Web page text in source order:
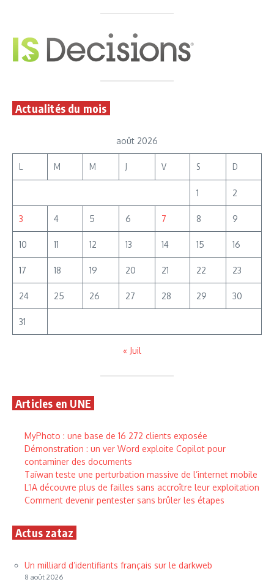
Actualités du mois
août 2026
L M M J V S D
1 2
3 4 5 6 7 8 9
10 11 12 13 14 15 16
17 18 19 20 21 22 23
24 25 26 27 28 29 30
31
« Juil
Articles en UNE
MyPhoto : une base de 16 272 clients exposée
Démonstration : un ver Word exploite Copilot pour
contaminer des documents
Taïwan teste une perturbation massive de l’internet mobile
L’IA découvre plus de failles sans accroître leur exploitation
Comment devenir pentester sans brûler les étapes
Actus zataz
Un milliard d’identifiants français sur le darkweb
8 août 2026